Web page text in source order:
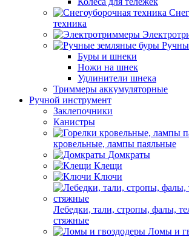
техника
Буры и шнеки
Ножи на шнек
Удлинители шнека
Триммеры аккумуляторные
Ручной инструмент
Заклепочники
Канистры
кровельные, лампы паяльные
Домкраты
Клещи
Ключи
Лебедки, тали, стропы, фалы,
стяжные
Ломы и